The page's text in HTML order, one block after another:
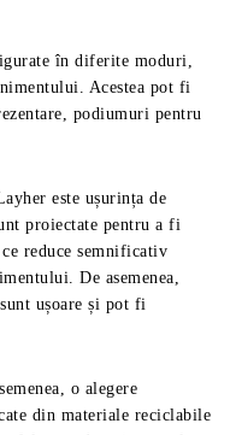
în diferite moduri,
Acestea pot fi
podiumuri pentru
este ușurința de
proiectate pentru a fi
ce reduce semnificativ
De asemenea,
ușoare și pot fi
o alegere
din materiale reciclabile